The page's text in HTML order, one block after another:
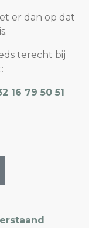
er dan op dat
terecht bij
16 79 50 51